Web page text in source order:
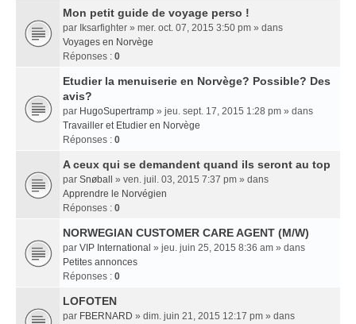
Mon petit guide de voyage perso !
par Iksarfighter » mer. oct. 07, 2015 3:50 pm » dans
Voyages en Norvège
Réponses : 0
Etudier la menuiserie en Norvège? Possible? Des
avis?
par HugoSupertramp » jeu. sept. 17, 2015 1:28 pm » dans
Travailler et Etudier en Norvège
Réponses : 0
A ceux qui se demandent quand ils seront au top
par Snøball
» ven. juil. 03, 2015 7:37 pm » dans
Apprendre le Norvégien
Réponses : 0
NORWEGIAN CUSTOMER CARE AGENT (M/W)
par VIP International » jeu. juin 25, 2015 8:36 am » dans
Petites annonces
Réponses : 0
LOFOTEN
par FBERNARD » dim. juin 21, 2015 12:17 pm » dans